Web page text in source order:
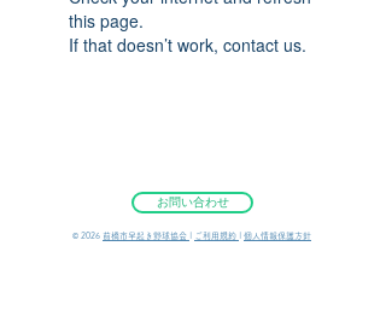
this page.
If that doesn’t work, contact us.
お問い合わせ
©︎ 2026 前橋市早起き野球協会 ご利用規約 個人情報保護方針